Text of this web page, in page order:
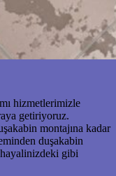
hizmetlerimizle
getiriyoruz.
montajına kadar
duşakabin
gibi